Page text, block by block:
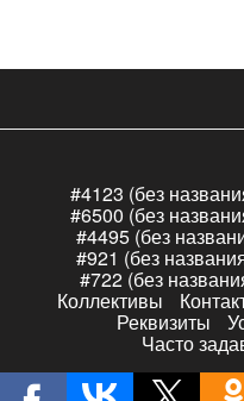
#4123 (без
#6500 (без
#4495 (без
#921 (без
#722 (без
Коллективы
Реквизиты
Часто